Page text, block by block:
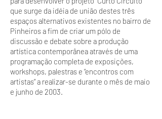
que surge da idéia de união destes três
espaços alternativos existentes no bairro de
Pinheiros a fim de criar um pólo de
discussão e debate sobre a produção
artística contemporânea através de uma
programação completa de exposições,
workshops, palestras e “encontros com
artistas” a realizar-se durante o mês de maio
e junho de 2003.